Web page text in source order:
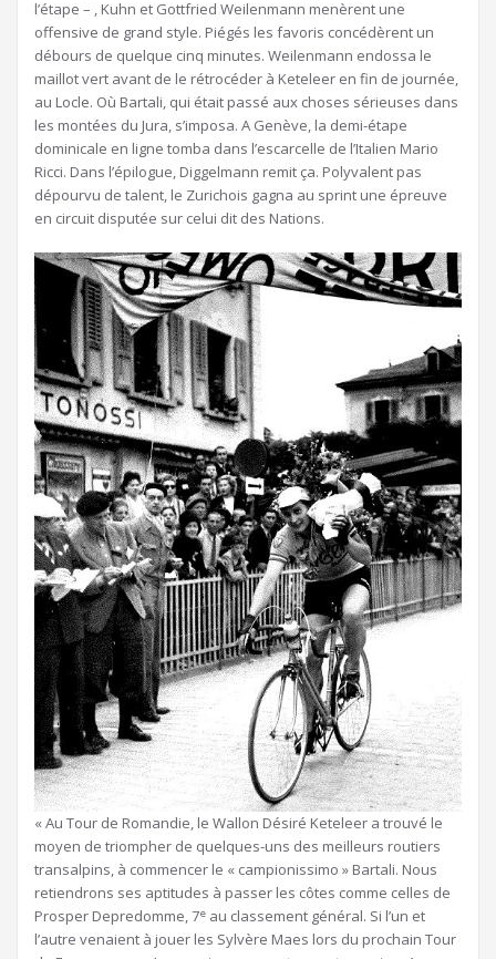
l’étape – , Kuhn et Gottfried Weilenmann menèrent une
offensive de grand style. Piégés les favoris concédèrent un
débours de quelque cinq minutes. Weilenmann endossa le
maillot vert avant de le rétrocéder à Keteleer en fin de journée,
au Locle. Où Bartali, qui était passé aux choses sérieuses dans
les montées du Jura, s’imposa. A Genève, la demi-étape
dominicale en ligne tomba dans l’escarcelle de l’Italien Mario
Ricci. Dans l’épilogue, Diggelmann remit ça. Polyvalent pas
dépourvu de talent, le Zurichois gagna au sprint une épreuve
en circuit disputée sur celui dit des Nations.
« Au Tour de Romandie, le Wallon Désiré Keteleer a trouvé le
moyen de triompher de quelques-uns des meilleurs routiers
transalpins, à commencer le « campionissimo » Bartali. Nous
retiendrons ses aptitudes à passer les côtes comme celles de
Prosper Depredomme, 7e au classement général. Si l’un et
l’autre venaient à jouer les Sylvère Maes lors du prochain Tour